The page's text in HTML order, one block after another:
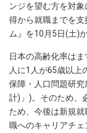
ンジを望む方を対
得から就職までを
ム』を10月5日(土)
日本の高齢化率は
人に1人が65歳以上
保障・人口問題研
計)」)。そのため、
ため、今後は新規
職へのキャリアチェ